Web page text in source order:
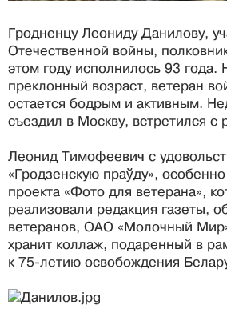
Гродненцу Леониду Данилову,
Отечественной войны,
этом году исполнилось 93 года.
преклонный возраст, ветеран
остается бодрым и активным.
съездил в Москву, встретился с
Леонид Тимофеевич с
«Гродзенскую праўду»,
проекта «Фото для ветерана»,
реализовали редакция газеты,
ветеранов, ОАО «Молочный
хранит коллаж, подаренный в
к 75-летию освобождения